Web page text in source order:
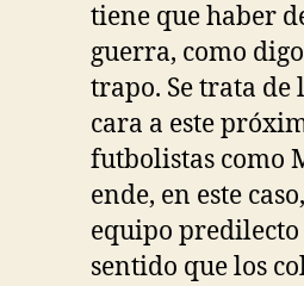
tiene que haber
guerra, como
trapo. Se trata de
cara a este
futbolistas como
ende, en este
equipo predilecto
sentido que los